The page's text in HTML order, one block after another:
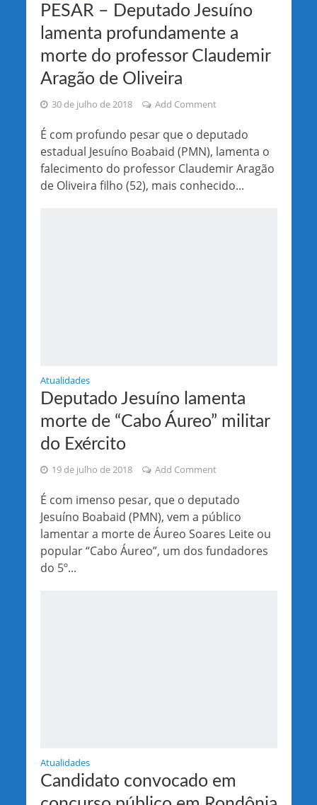
PESAR – Deputado Jesuíno
lamenta profundamente a
morte do professor Claudemir
Aragão de Oliveira
30 de julho de 2018 Add Comment
É com profundo pesar que o deputado
estadual Jesuíno Boabaid (PMN), lamenta o
falecimento do professor Claudemir Aragão
de Oliveira filho (52), mais conhecido...
Atualidades
Deputado Jesuíno lamenta
morte de “Cabo Áureo” militar
do Exército
19 de julho de 2018 Add Comment
É com imenso pesar, que o deputado
Jesuíno Boabaid (PMN), vem a público
lamentar a morte de Áureo Soares Leite ou
popular “Cabo Áureo”, um dos fundadores
do 5º...
Atualidades
Candidato convocado em